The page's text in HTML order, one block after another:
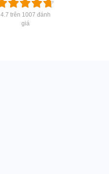
4.7 trên 1007 đánh
giá